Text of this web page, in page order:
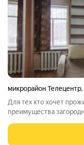
микрорайон Телецентр,
Для тех кто хочет
преимущества
развлекательные и
добротный крепкий